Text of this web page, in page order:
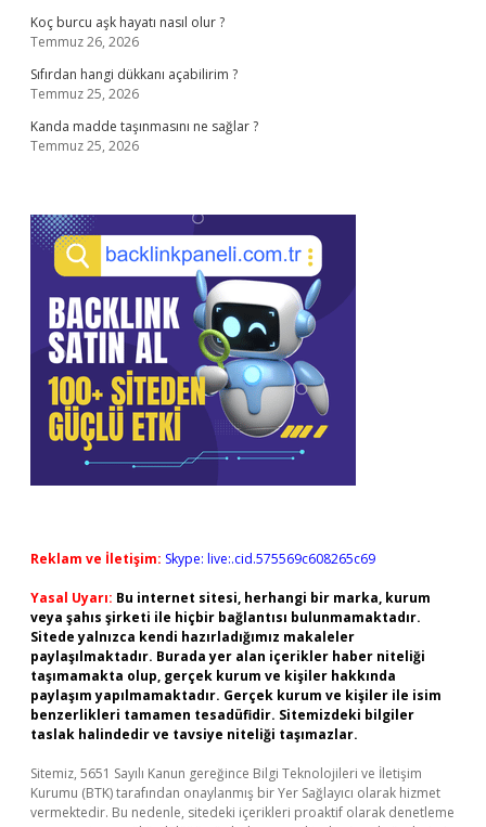
Koç burcu aşk hayatı nasıl olur ?
Temmuz 26, 2026
Sıfırdan hangi dükkanı açabilirim ?
Temmuz 25, 2026
Kanda madde taşınmasını ne sağlar ?
Temmuz 25, 2026
Reklam ve İletişim: Skype: live:.cid.575569c608265c69
Yasal Uyarı: Bu internet sitesi, herhangi bir marka, kurum
veya şahıs şirketi ile hiçbir bağlantısı bulunmamaktadır.
Sitede yalnızca kendi hazırladığımız makaleler
paylaşılmaktadır. Burada yer alan içerikler haber niteliği
taşımamakta olup, gerçek kurum ve kişiler hakkında
paylaşım yapılmamaktadır. Gerçek kurum ve kişiler ile isim
benzerlikleri tamamen tesadüfidir. Sitemizdeki bilgiler
taslak halindedir ve tavsiye niteliği taşımazlar.
Sitemiz, 5651 Sayılı Kanun gereğince Bilgi Teknolojileri ve İletişim
Kurumu (BTK) tarafından onaylanmış bir Yer Sağlayıcı olarak hizmet
vermektedir. Bu nedenle, sitedeki içerikleri proaktif olarak denetleme